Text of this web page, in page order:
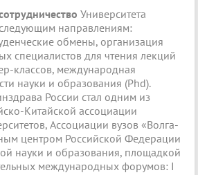
Университета
направлениям:
обмены, организация
специалистов для чтения лекций
классов, международная
науки и образования (Phd).
России стал одним из
Китайской ассоциации
Ассоциации вузов «Волга-
центром Российской Федерации
науки и образования, площадкой
международных форумов: I